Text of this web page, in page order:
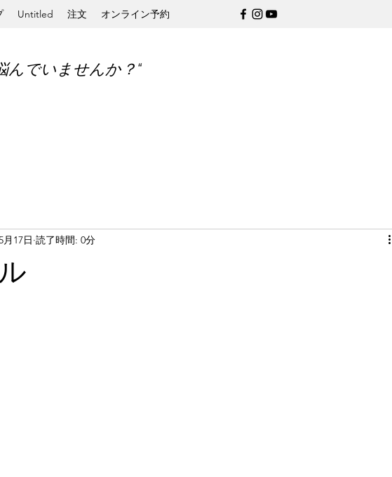
Untitled 注文 オンライン予約
んでいませんか？“
月17日 読了時間: 0分